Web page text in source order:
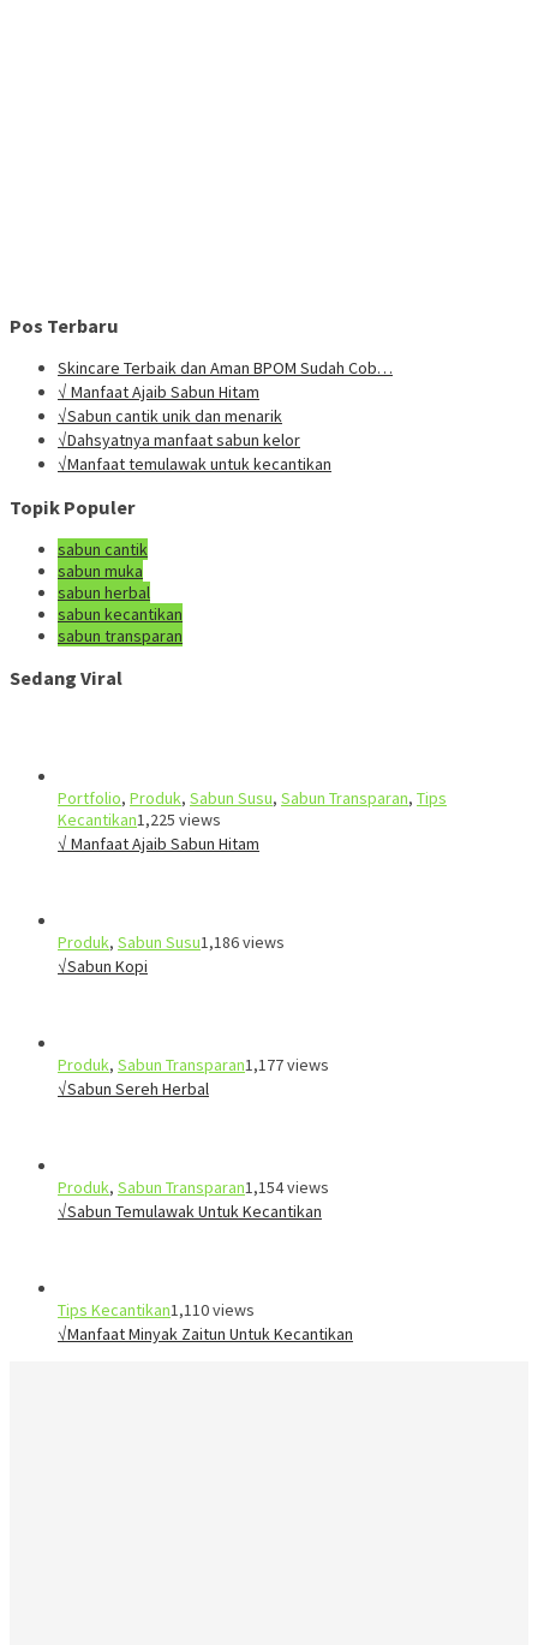
Pos Terbaru
Skincare Terbaik dan Aman BPOM Sudah Cob…
√ Manfaat Ajaib Sabun Hitam
√Sabun cantik unik dan menarik
√Dahsyatnya manfaat sabun kelor
√Manfaat temulawak untuk kecantikan
Topik Populer
sabun cantik
sabun muka
sabun herbal
sabun kecantikan
sabun transparan
Sedang Viral
Portfolio, Produk, Sabun Susu, Sabun Transparan, Tips
Kecantikan1,225 views
√ Manfaat Ajaib Sabun Hitam
Produk, Sabun Susu1,186 views
√Sabun Kopi
Produk, Sabun Transparan1,177 views
√Sabun Sereh Herbal
Produk, Sabun Transparan1,154 views
√Sabun Temulawak Untuk Kecantikan
Tips Kecantikan1,110 views
√Manfaat Minyak Zaitun Untuk Kecantikan